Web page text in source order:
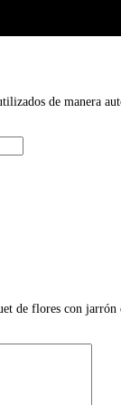
de manera
de flores con jarrón